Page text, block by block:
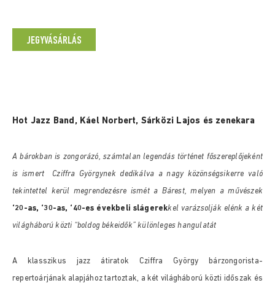
JEGYVÁSÁRLÁS
Hot Jazz Band, Káel Norbert, Sárközi Lajos és zenekara
A bárokban is zongorázó, számtalan legendás történet főszereplőjeként
is ismert Cziffra Györgynek dedikálva a nagy közönségsikerre való
tekintettel kerül megrendezésre ismét a Bárest, melyen a művészek
‘20-as, ‘30-as, ‘40-es évekbeli slágerekkel varázsolják elénk a két
világháború közti “boldogbékeidők” különleges hangulatát
A klasszikus jazz átiratok Cziffra György bárzongorista-
repertoárjának alapjához tartoztak, a két világháború közti időszak és